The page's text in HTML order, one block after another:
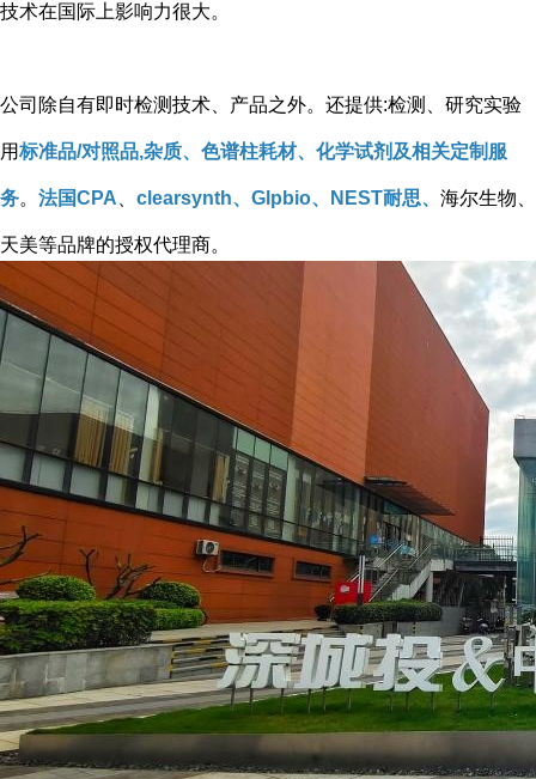
技术在国际上影响力很大。
公司除自有即时检测技术、产品之外。还提供:检测、研究实验
用标准品/对照品,杂质、色谱柱耗材、化学试剂及相关定制服
务。 法国CPA clearsynth、Glpbio、NEST耐思、 海尔生物、
天美等品牌的授权代理商。